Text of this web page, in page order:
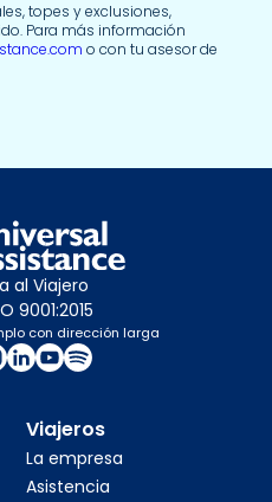
topes y exclusiones,
Para más información
o con tu asesor de
al Viajero
9001:2015
con dirección larga
Viajeros
La empresa
Asistencia